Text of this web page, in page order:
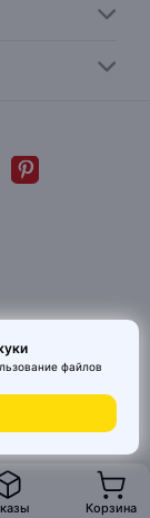
Корзина
товаров со всего
файлов